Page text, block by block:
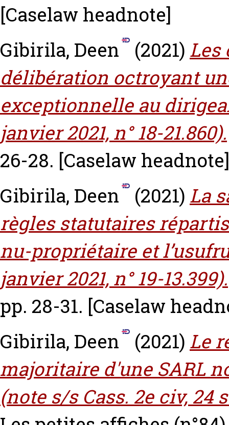
[Caselaw headnote]
Gibirila, Deen
(2021) Les
délibération octroyant
exceptionnelle au
janvier 2021, n° 18-21.860).
26-28. [Caselaw headnote]
Gibirila, Deen
(2021) La
règles statutaires
nu-propriétaire et
janvier 2021, n° 19-13.399).
pp. 28-31. [Caselaw
Gibirila, Deen
(2021) Le
majoritaire d'une SARL
(note s/s Cass. 2e civ, 24